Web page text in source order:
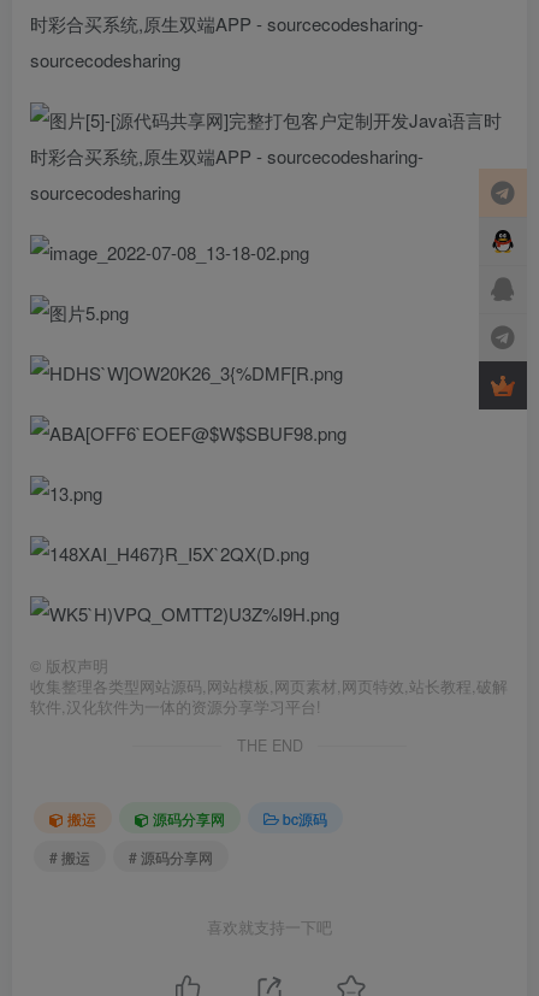
© 版权声明
收集整理各类型网站源码,网站模板,网页素材,网页特效,站长教程,破解
软件,汉化软件为一体的资源分享学习平台!
THE END
搬运 源码分享网
bc源码
# 搬运
# 源码分享网
喜欢就支持一下吧